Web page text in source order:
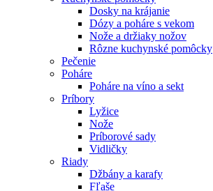
Dosky na krájanie
Dózy a poháre s vekom
Nože a držiaky nožov
Rôzne kuchynské pomôcky
Pečenie
Poháre
Poháre na víno a sekt
Príbory
Lyžice
Nože
Príborové sady
Vidličky
Riady
Džbány a karafy
Fľaše